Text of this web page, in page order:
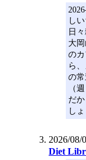
し
日
大
の
ら
の
（
だ
し
2026/08/
Diet